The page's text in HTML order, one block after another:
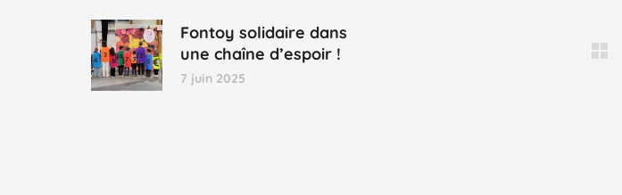
Fontoy solidaire dans
une chaîne d’espoir !
7 juin 2025